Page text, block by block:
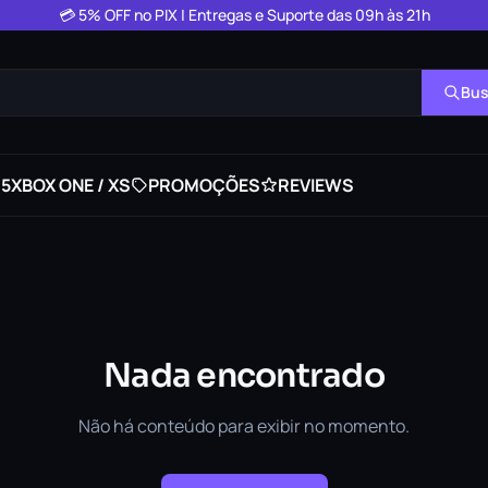
💳 5% OFF no PIX | Entregas e Suporte das 09h às 21h
XBOX ONE / XS PROMOÇÕES REVIEWS
Nada encontrado
Não há conteúdo para exibir no momento.